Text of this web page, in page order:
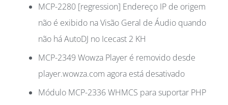
MCP-2280 [regression] Endereço IP de origem
não é exibido na Visão Geral de Áudio quando
não há AutoDJ no Icecast 2 KH
MCP-2349 Wowza Player é removido desde
player.wowza.com agora está desativado
Módulo MCP-2336 WHMCS para suportar PHP